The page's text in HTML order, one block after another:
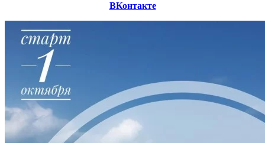
ВКонтакте